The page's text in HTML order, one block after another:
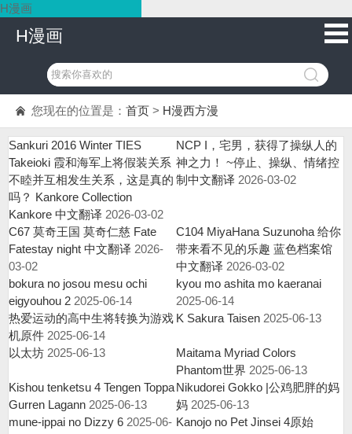
H漫画
H漫画
您现在的位置是： 首页 > H漫西方漫
Sankuri 2016 Winter TIES
Takeioki 霞和海军上将假装关系
不睦并互相发生关系，这是真的
吗？ Kankore Collection
Kankore 中文翻译 2026-03-02
NCP I，宅男，获得了操纵人的
神之力！ ~停止、操纵、情绪控
制中文翻译 2026-03-02
C67 莫奇王国 莫奇仁慈 Fate
Fatestay night 中文翻译 2026-
03-02
C104 MiyaHana Suzunoha 给你
带来看不见的乐趣 蓝色档案馆
中文翻译 2026-03-02
bokura no josou mesu ochi
eigyouhou 2 2025-06-14
kyou mo ashita mo kaeranai
2025-06-14
热爱运动的高中生将转换为游戏
机原件 2025-06-14
K Sakura Taisen 2025-06-13
以太坊 2025-06-13
Maitama Myriad Colors
Phantom世界 2025-06-13
Kishou tenketsu 4 Tengen Toppa
Gurren Lagann 2025-06-13
Nikudorei Gokko |公鸡肥胖的妈
妈 2025-06-13
mune-ippai no Dizzy 6 2025-06- Kanojo no Pet Jinsei 4原始